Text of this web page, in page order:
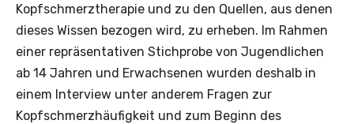
Kopfschmerztherapie und zu den Quellen, aus denen
dieses Wissen bezogen wird, zu erheben. Im Rahmen
einer repräsentativen Stichprobe von Jugendlichen
ab 14 Jahren und Erwachsenen wurden deshalb in
einem Interview unter anderem Fragen zur
Kopfschmerzhäufigkeit und zum Beginn des